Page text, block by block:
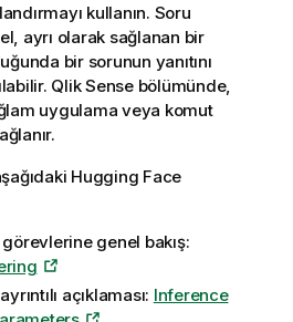
kullanın. Soru
ayrı olarak sağlanan bir
bir sorunun yanıtını
Qlik Sensebölümünde,
uygulama veya komut
Hugging Face
genel bakış:
açıklaması: Inference